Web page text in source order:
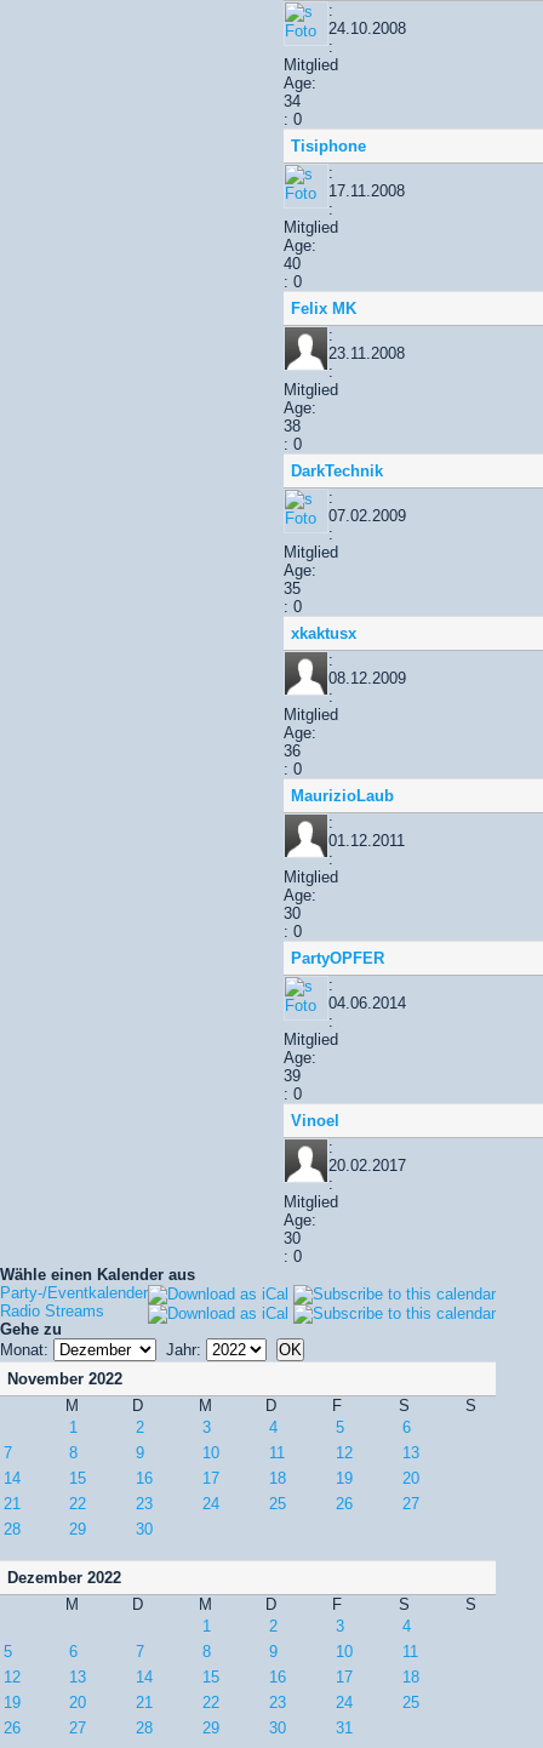
:
24.10.2008
:
Mitglied
Age:
34
: 0
Tisiphone
:
17.11.2008
:
Mitglied
Age:
40
: 0
Felix MK
:
23.11.2008
:
Mitglied
Age:
38
: 0
DarkTechnik
:
07.02.2009
:
Mitglied
Age:
35
: 0
xkaktusx
:
08.12.2009
:
Mitglied
Age:
36
: 0
MaurizioLaub
:
01.12.2011
:
Mitglied
Age:
30
: 0
PartyOPFER
:
04.06.2014
:
Mitglied
Age:
39
: 0
Vinoel
:
20.02.2017
:
Mitglied
Age:
30
: 0
Wähle einen Kalender aus
Party-/Eventkalender
Radio Streams
Gehe zu
Monat:
Jahr:
November 2022
M
D M D F S
S
1
2 3 4 5
6
7
8 9 10 11 12
13
14
15 16 17 18 19
20
21
22 23 24 25 26
27
28
29 30
Dezember 2022
M
D M D F S
S
1
2 3
4
5
6 7 8 9 10
11
12
13 14 15 16 17
18
19
20 21 22 23 24
25
26
27 28 29 30 31